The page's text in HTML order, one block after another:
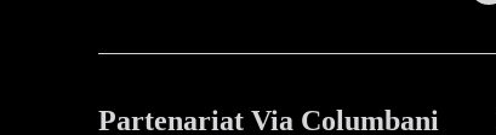
Partenariat Via Columbani